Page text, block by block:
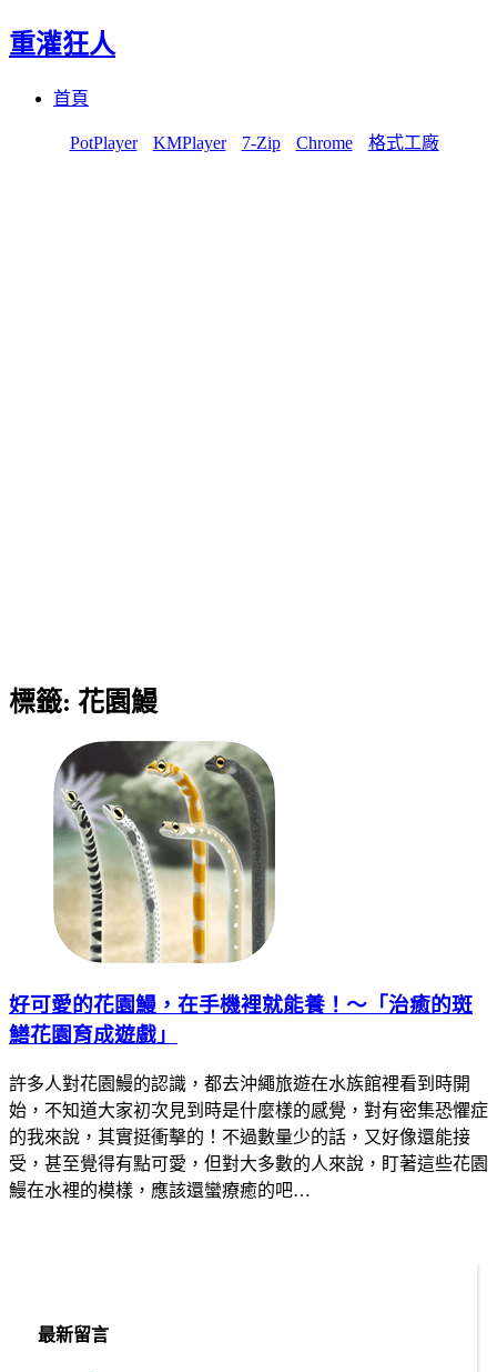
重灌狂人
首頁
PotPlayer KMPlayer 7-Zip Chrome 格式工廠
標籤: 花園鰻
好可愛的花園鰻，在手機裡就能養！～「治癒的斑
鱔花園育成遊戲」
許多人對花園鰻的認識，都去沖繩旅遊在水族館裡看到時開
始，不知道大家初次見到時是什麼樣的感覺，對有密集恐懼症
的我來說，其實挺衝擊的！不過數量少的話，又好像還能接
受，甚至覺得有點可愛，但對大多數的人來說，盯著這些花園
鰻在水裡的模樣，應該還蠻療癒的吧…
最新留言